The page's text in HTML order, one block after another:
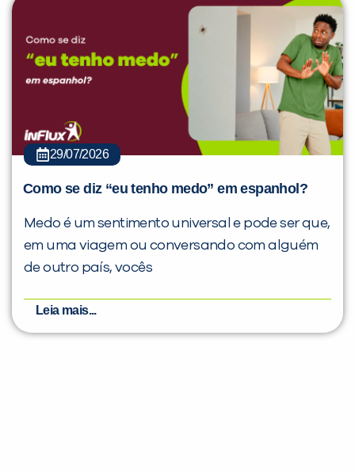
29/07/2026
Como se diz “eu tenho medo” em espanhol?
Medo é um sentimento universal e pode ser que,
em uma viagem ou conversando com alguém
de outro país, vocês
Leia mais...